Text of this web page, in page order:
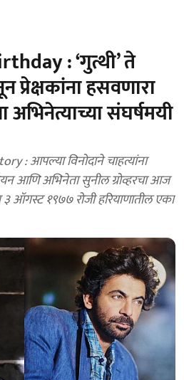
: ‘गुत्थी’ ते
प्रेक्षकांना हसवणारा
अभिनेत्याच्या संघर्षमयी
: आपल्या विनोदाने चाहत्यांना
आणि अभिनेता सुनील ग्रोव्हरचा आज
ऑगस्ट १९७७ रोजी हरियाणातील एका